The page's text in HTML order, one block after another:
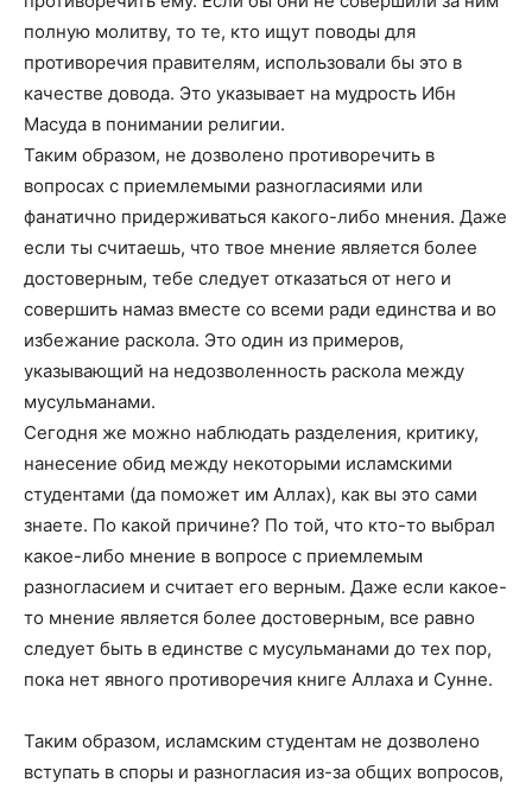
полную молитву, то те, кто ищут поводы для
противоречия правителям, использовали бы это в
качестве довода. Это указывает на мудрость Ибн
Масуда в понимании религии.
Таким образом, не дозволено противоречить в
вопросах с приемлемыми разногласиями или
фанатично придерживаться какого-либо мнения. Даже
если ты считаешь, что твое мнение является более
достоверным, тебе следует отказаться от него и
совершить намаз вместе со всеми ради единства и во
избежание раскола. Это один из примеров,
указывающий на недозволенность раскола между
мусульманами.
Сегодня же можно наблюдать разделения, критику,
нанесение обид между некоторыми исламскими
студентами (да поможет им Аллах), как вы это сами
знаете. По какой причине? По той, что кто-то выбрал
какое-либо мнение в вопросе с приемлемым
разногласием и считает его верным. Даже если какое-
то мнение является более достоверным, все равно
следует быть в единстве с мусульманами до тех пор,
пока нет явного противоречия книге Аллаха и Сунне.
Таким образом, исламским студентам не дозволено
вступать в споры и разногласия из-за общих вопросов,